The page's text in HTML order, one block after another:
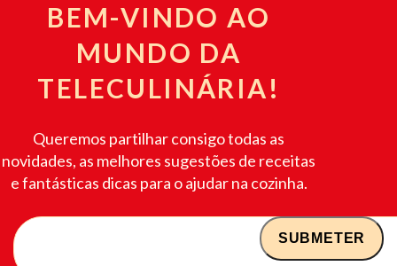
BEM-VINDO AO
MUNDO DA
TELECULINÁRIA!
Queremos partilhar consigo todas as
novidades, as melhores sugestões de receitas
e fantásticas dicas para o ajudar na cozinha.